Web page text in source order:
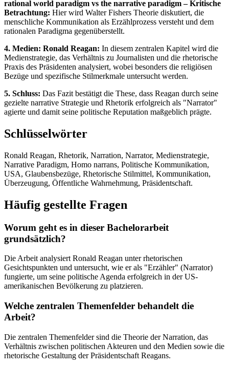
rational world paradigm vs the narrative paradigm – Kritische
Betrachtung: Hier wird Walter Fishers Theorie diskutiert, die
menschliche Kommunikation als Erzählprozess versteht und dem
rationalen Paradigma gegenüberstellt.
4. Medien: Ronald Reagan: In diesem zentralen Kapitel wird die
Medienstrategie, das Verhältnis zu Journalisten und die rhetorische
Praxis des Präsidenten analysiert, wobei besonders die religiösen
Bezüge und spezifische Stilmerkmale untersucht werden.
5. Schluss: Das Fazit bestätigt die These, dass Reagan durch seine
gezielte narrative Strategie und Rhetorik erfolgreich als "Narrator"
agierte und damit seine politische Reputation maßgeblich prägte.
Schlüsselwörter
Ronald Reagan, Rhetorik, Narration, Narrator, Medienstrategie,
Narrative Paradigm, Homo narrans, Politische Kommunikation,
USA, Glaubensbezüge, Rhetorische Stilmittel, Kommunikation,
Überzeugung, Öffentliche Wahrnehmung, Präsidentschaft.
Häufig gestellte Fragen
Worum geht es in dieser Bachelorarbeit
grundsätzlich?
Die Arbeit analysiert Ronald Reagan unter rhetorischen
Gesichtspunkten und untersucht, wie er als "Erzähler" (Narrator)
fungierte, um seine politische Agenda erfolgreich in der US-
amerikanischen Bevölkerung zu platzieren.
Welche zentralen Themenfelder behandelt die
Arbeit?
Die zentralen Themenfelder sind die Theorie der Narration, das
Verhältnis zwischen politischen Akteuren und den Medien sowie die
rhetorische Gestaltung der Präsidentschaft Reagans.